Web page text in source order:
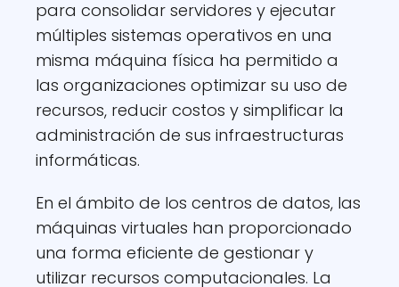
para consolidar servidores y ejecutar
múltiples sistemas operativos en una
misma máquina física ha permitido a
las organizaciones optimizar su uso de
recursos, reducir costos y simplificar la
administración de sus infraestructuras
informáticas.
En el ámbito de los centros de datos, las
máquinas virtuales han proporcionado
una forma eficiente de gestionar y
utilizar recursos computacionales. La